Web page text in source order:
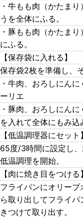
・牛もも肉（かたま
うを全体にふる。
・豚もも肉（かたま
にふる。
【保存袋に入れる】
保存袋2枚を準備し、
・牛肉、おろしにん
ーリエ
・豚肉、おろしにん
を入れて全体にもみ込
【低温調理器にセット】
65度/3時間に設定し
低温調理を開始。
【肉に焼き目をつける】
フライパンにオリー
ら取り出してフライ
きつけて取り出す。